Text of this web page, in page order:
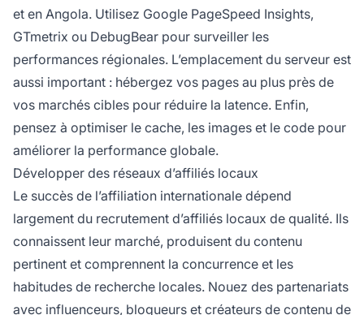
et en Angola. Utilisez Google PageSpeed Insights,
GTmetrix ou DebugBear pour surveiller les
performances régionales. L’emplacement du serveur est
aussi important : hébergez vos pages au plus près de
vos marchés cibles pour réduire la latence. Enfin,
pensez à optimiser le cache, les images et le code pour
améliorer la performance globale.
Développer des réseaux d’affiliés locaux
Le succès de l’affiliation internationale dépend
largement du recrutement d’affiliés locaux de qualité. Ils
connaissent leur marché, produisent du contenu
pertinent et comprennent la concurrence et les
habitudes de recherche locales. Nouez des partenariats
avec influenceurs, blogueurs et créateurs de contenu de